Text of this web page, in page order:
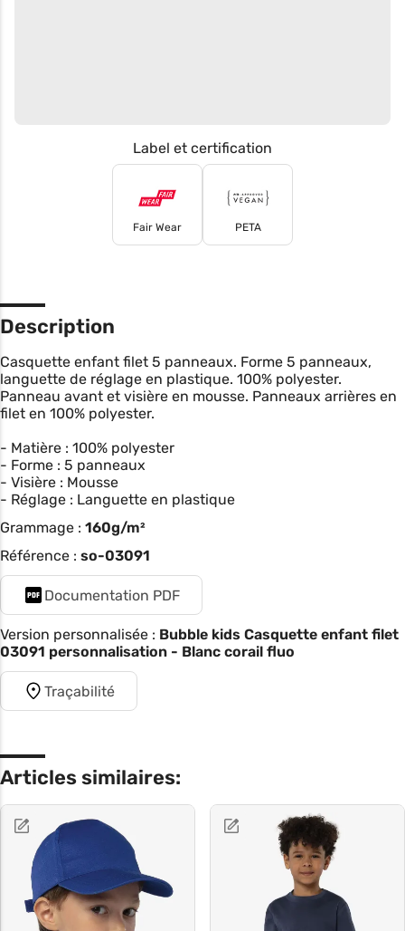
Label et certification
Fair Wear PETA
Description
Casquette enfant filet 5 panneaux. Forme 5 panneaux,
languette de réglage en plastique. 100% polyester.
Panneau avant et visière en mousse. Panneaux arrières en
filet en 100% polyester.
- Matière : 100% polyester
- Forme : 5 panneaux
- Visière : Mousse
- Réglage : Languette en plastique
Grammage : 160g/m²
Référence : so-03091
Documentation PDF
Version personnalisée : Bubble kids Casquette enfant filet
03091 personnalisation - Blanc corail fluo
Traçabilité
Articles similaires: